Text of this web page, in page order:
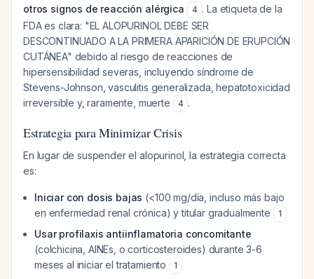
otros signos de reacción alérgica
4 . La etiqueta de la
FDA es clara: "EL ALOPURINOL DEBE SER
DESCONTINUADO A LA PRIMERA APARICIÓN DE ERUPCIÓN
CUTÁNEA" debido al riesgo de reacciones de
hipersensibilidad severas, incluyendo síndrome de
Stevens-Johnson, vasculitis generalizada, hepatotoxicidad
irreversible y, raramente, muerte
4 .
Estrategia para Minimizar Crisis
En lugar de suspender el alopurinol, la estrategia correcta
es:
Iniciar con dosis bajas (<100 mg/día, incluso más bajo
en enfermedad renal crónica) y titular gradualmente
1
Usar profilaxis antiinflamatoria concomitante
(colchicina, AINEs, o corticosteroides) durante 3-6
meses al iniciar el tratamiento
1